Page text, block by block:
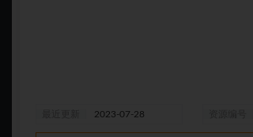
2023-07-28